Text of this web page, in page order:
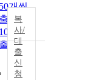
50개씩
출력
100개씩
출력
복
사/
대
출
신
청